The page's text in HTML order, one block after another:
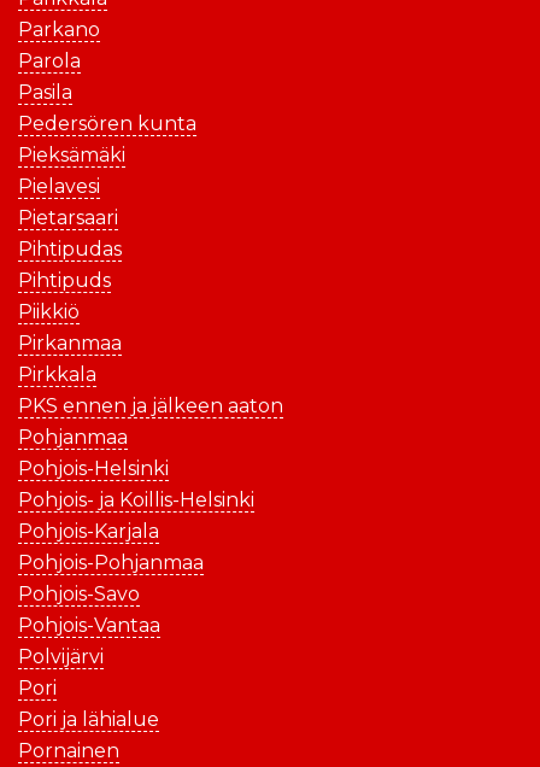
Parkano
Parola
Pasila
Pedersören kunta
Pieksämäki
Pielavesi
Pietarsaari
Pihtipudas
Pihtipuds
Piikkiö
Pirkanmaa
Pirkkala
PKS ennen ja jälkeen aaton
Pohjanmaa
Pohjois-Helsinki
Pohjois- ja Koillis-Helsinki
Pohjois-Karjala
Pohjois-Pohjanmaa
Pohjois-Savo
Pohjois-Vantaa
Polvijärvi
Pori
Pori ja lähialue
Pornainen